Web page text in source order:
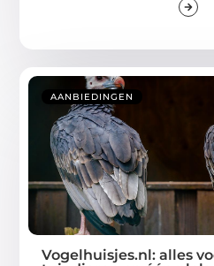
AANBIEDINGEN
Vogelhuisjes.nl: alles